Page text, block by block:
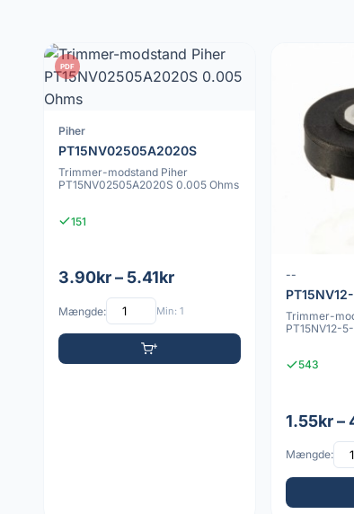
PDF
Piher
PT15NV02505A2020S
Trimmer-modstand Piher
PT15NV02505A2020S 0.005 Ohms
151
3.90kr – 5.41kr
Mængde: Min: 1
--
Trimmer-
PT15NV12-
543
1.55kr –
Mængde: